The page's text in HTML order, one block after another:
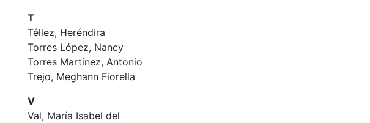
T
Téllez, Heréndira
Torres López, Nancy
Torres Martínez, Antonio
Trejo, Meghann Fiorella
V
Val, María Isabel del